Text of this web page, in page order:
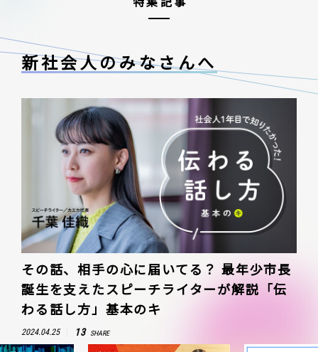
新社会人のみなさんへ
その話、相手の心に届いてる？ 最年少市長
誕生を支えたスピーチライターが解説「伝
わる話し方」基本のキ
2024.04.25 13 SHARE